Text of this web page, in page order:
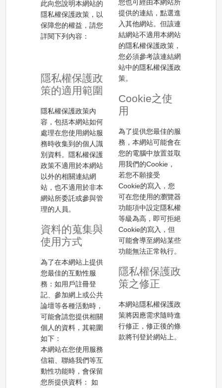
此向您說明本網站的
隱私權保護政策，以
保障您的權益，請您
詳閱下列內容：
隱私權保護政
策的適用範圍
隱私權保護政策內
容，包括本網站如何
處理在您使用網站服
務時收集到的個人識
別資料。隱私權保護
政策不適用於本網站
以外的相關連結網
站，也不適用於非本
網站所委託或參與管
理的人員。
資料的蒐集與
使用方式
為了在本網站上提供
您最佳的互動性服
務：如用戶註冊登
記、參加網上或公共
論壇等各種活動時，
可能會請您提供相關
個人的資料，其範圍
如下：
本網站在您使用服務
信箱、聯絡我們等互
動性功能時，會保留
您所提供資料： 如
您也可經由本網站所
提供的連結，點選進
入其他網站。但該連
結網站不適用本網站
的隱私權保護政策，
您必須參考該連結網
站中的隱私權保護政
策。
Cookie之使
用
為了提供您最佳的服
務，本網站可能會在
您的電腦中放置並取
用我們的Cookie，
若您不願接受
Cookie的寫入，您
可在您使用的瀏覽器
功能項中設定隱私權
等級為高，即可拒絕
Cookie的寫入，但
可能會導至網站某些
功能無法正常執行。
隱私權保護政
策之修正
本網站隱私權保護政
策將因應需求隨時進
行修正，修正後的條
款將刊登於網站上。